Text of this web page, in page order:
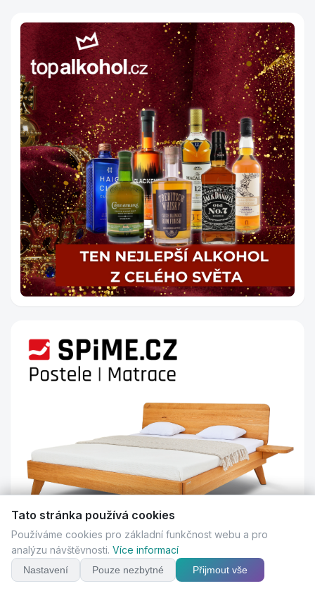
Tato stránka používá cookies
Používáme cookies pro základní funkčnost webu a pro
analýzu návštěvnosti. Více informací
Nastavení Pouze nezbytné Přijmout vše